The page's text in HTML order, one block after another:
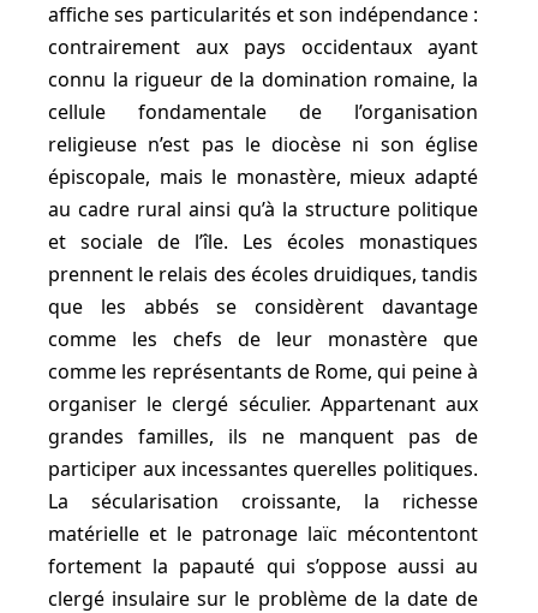
affiche ses particularités et son indépendance :
contrairement aux pays occidentaux ayant
connu la rigueur de la domination romaine, la
cellule fondamentale de l’organisation
religieuse n’est pas le diocèse ni son église
épiscopale, mais le monastère, mieux adapté
au cadre rural ainsi qu’à la structure politique
et sociale de l’île. Les écoles monastiques
prennent le relais des écoles druidiques, tandis
que les abbés se considèrent davantage
comme les chefs de leur monastère que
comme les représentants de Rome, qui peine à
organiser le clergé séculier. Appartenant aux
grandes familles, ils ne manquent pas de
participer aux incessantes querelles politiques.
La sécularisation croissante, la richesse
matérielle et le patronage laïc mécontentont
fortement la papauté qui s’oppose aussi au
clergé insulaire sur le problème de la date de